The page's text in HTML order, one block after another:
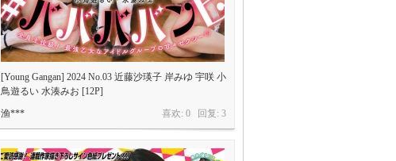
[Young Gangan] 2024 No.03 近藤沙瑛子 岸みゆ 宇咲 小
鳥遊るい 水湊みお [12P]
喜欢: 0 回复: 3
渔***